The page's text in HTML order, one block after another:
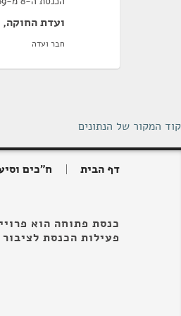
ועדת
חבר ועדה
קוד המקור של הנתונים
דף הבית ח"כים
כנסת פתוחה הוא
פעילות הכנסת לציבור